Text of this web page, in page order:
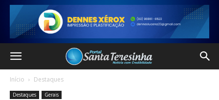
Início Destaques
Destaques Gerais